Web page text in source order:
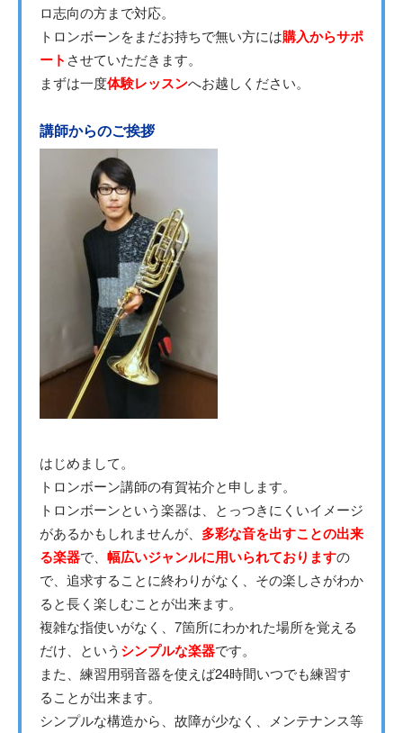
ロ志向の方まで対応。
トロンボーンをまだお持ちで無い方には購入からサポ
ート させていただきます。
まずは一度体験レッスンへお越しください。
講師からのご挨拶
はじめまして。
トロンボーン講師の有賀祐介と申します。
トロンボーンという楽器は、とっつきにくいイメージ
があるかもしれませんが、 多彩な音を出すことの出来
る楽器で、 幅広いジャンルに用いられておりますの
で、追求することに終わりがなく、その楽しさがわか
ると長く楽しむことが出来ます。
複雑な指使いがなく、7箇所にわかれた場所を覚える
だけ、という シンプルな楽器です。
また、練習用弱音器を使えば24時間いつでも練習す
ることが出来ます。
シンプルな構造から、故障が少なく、メンテナンス等